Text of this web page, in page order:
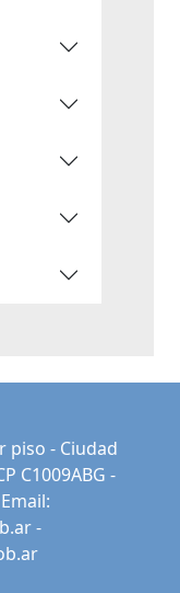
piso - Ciudad
C1009ABG -
-